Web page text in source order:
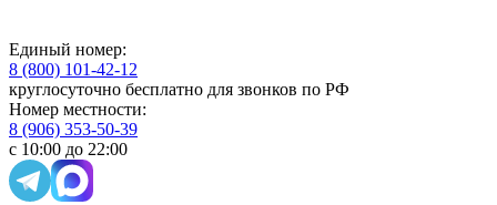
Единый номер:
8 (800) 101-42-12
круглосуточно бесплатно для звонков по РФ
Номер местности:
8 (906) 353-50-39
с 10:00 до 22:00